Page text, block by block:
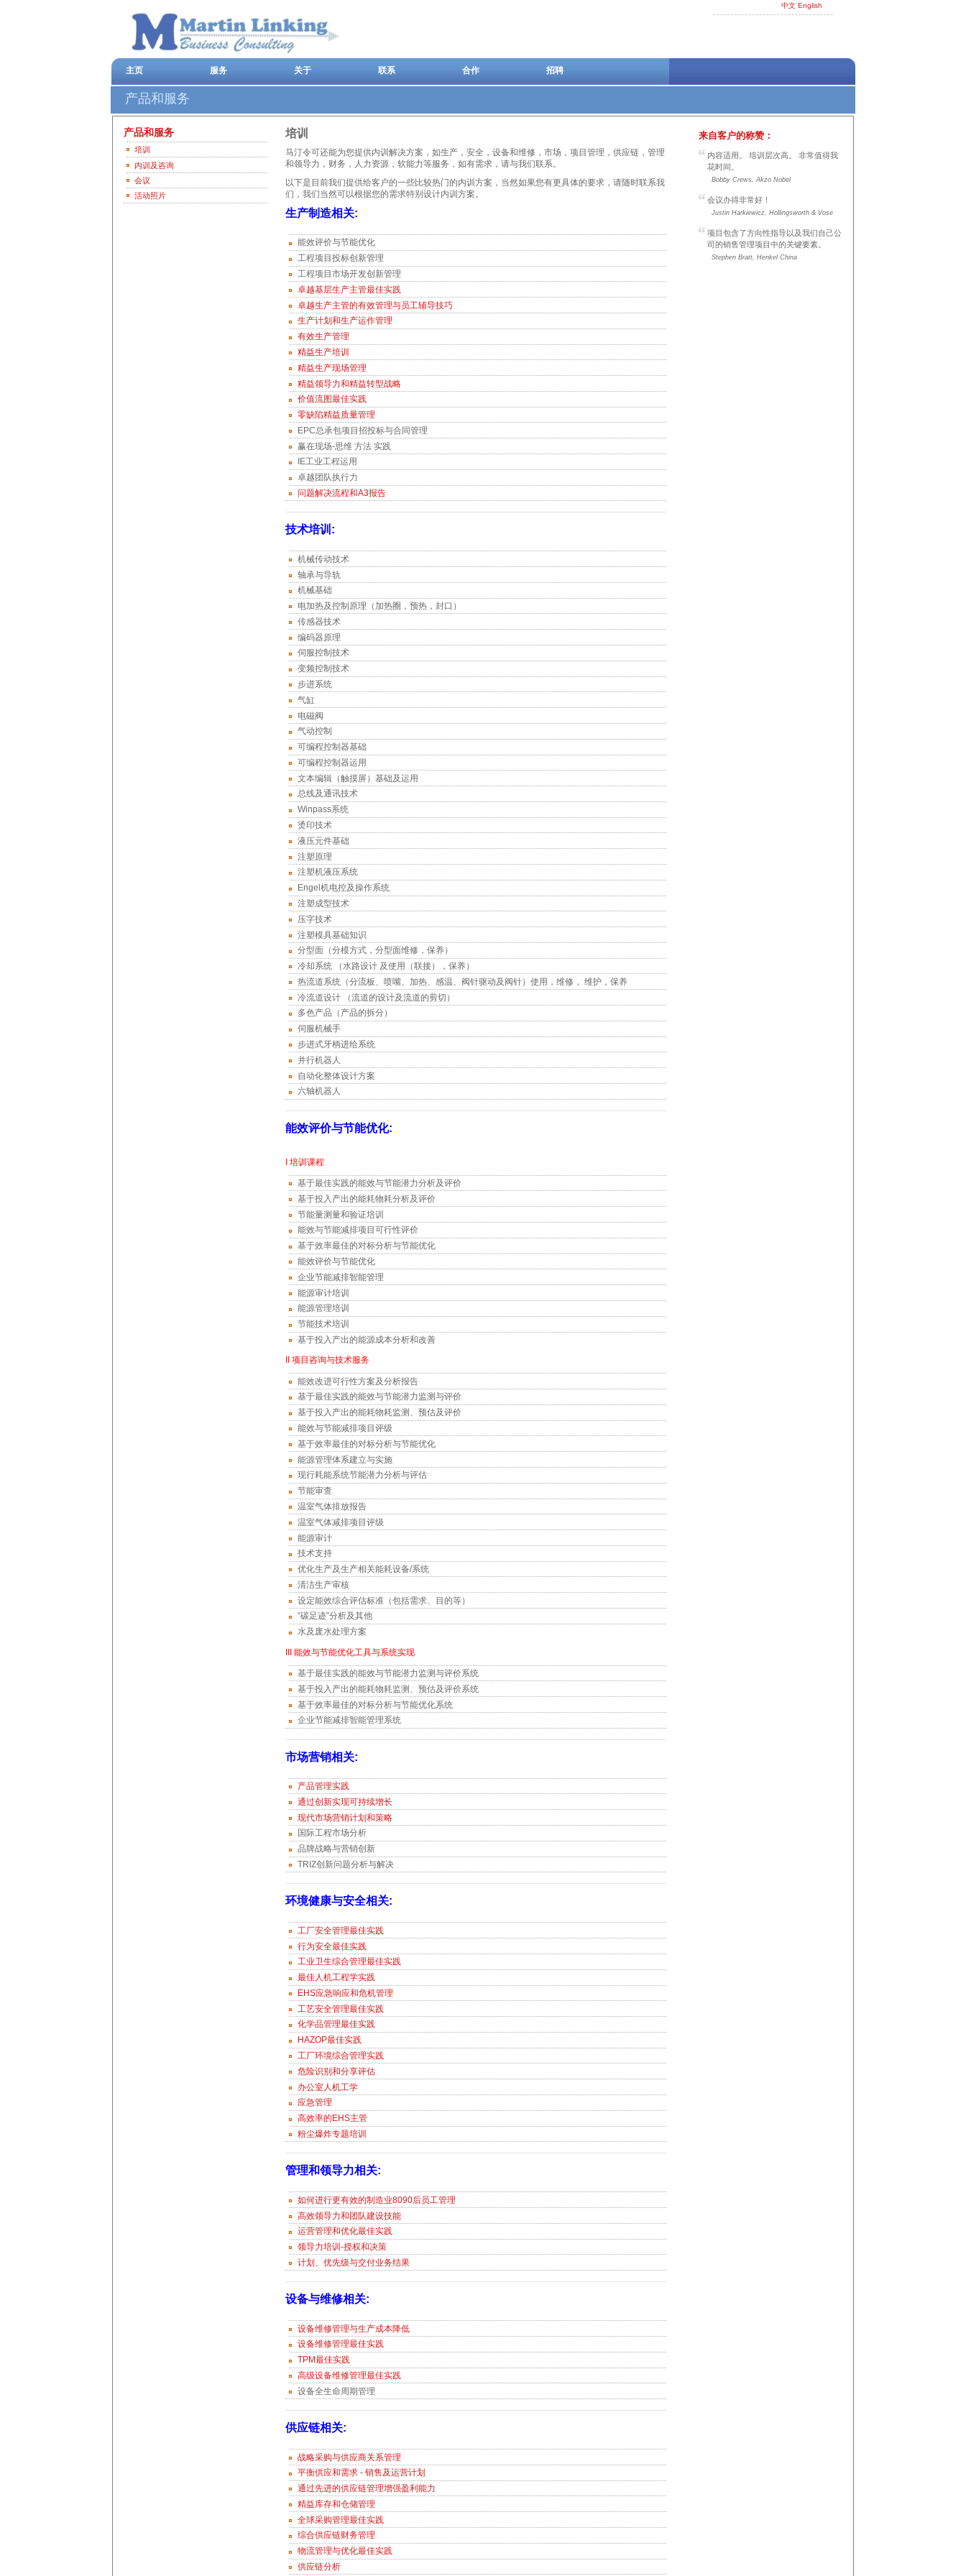
中文 English
主页 服务 关于 联系 合作 招聘
产品和服务
产品和服务
培训
内训及咨询
会议
活动照片
培训
马汀令可还能为您提供内训解决方案，如生产，安全，设备和维修，市场，项目管理，供应链，管理
和领导力，财务，人力资源，软能力等服务，如有需求，请与我们联系。
以下是目前我们提供给客户的一些比较热门的内训方案，当然如果您有更具体的要求，请随时联系我
们，我们当然可以根据您的需求特别设计内训方案。
生产制造相关:
能效评价与节能优化
工程项目投标创新管理
工程项目市场开发创新管理
卓越基层生产主管最佳实践
卓越生产主管的有效管理与员工辅导技巧
生产计划和生产运作管理
有效生产管理
精益生产培训
精益生产现场管理
精益领导力和精益转型战略
价值流图最佳实践
零缺陷精益质量管理
EPC总承包项目招投标与合同管理
赢在现场-思维 方法 实践
IE工业工程运用
卓越团队执行力
问题解决流程和A3报告
技术培训:
机械传动技术
轴承与导轨
机械基础
电加热及控制原理（加热圈，预热，封口）
传感器技术
编码器原理
伺服控制技术
变频控制技术
步进系统
气缸
电磁阀
气动控制
可编程控制器基础
可编程控制器运用
文本编辑（触摸屏）基础及运用
总线及通讯技术
Winpass系统
烫印技术
液压元件基础
注塑原理
注塑机液压系统
Engel机电控及操作系统
注塑成型技术
压字技术
注塑模具基础知识
分型面（分模方式，分型面维修，保养）
冷却系统 （水路设计 及使用（联接），保养）
热流道系统（分流板、喷嘴、加热、感温、阀针驱动及阀针）使用，维修， 维护，保养
冷流道设计 （流道的设计及流道的剪切）
多色产品（产品的拆分）
伺服机械手
步进式牙柄进给系统
并行机器人
自动化整体设计方案
六轴机器人
能效评价与节能优化:
I 培训课程
基于最佳实践的能效与节能潜力分析及评价
基于投入产出的能耗物耗分析及评价
节能量测量和验证培训
能效与节能减排项目可行性评价
基于效率最佳的对标分析与节能优化
能效评价与节能优化
企业节能减排智能管理
能源审计培训
能源管理培训
节能技术培训
基于投入产出的能源成本分析和改善
II 项目咨询与技术服务
能效改进可行性方案及分析报告
基于最佳实践的能效与节能潜力监测与评价
基于投入产出的能耗物耗监测、预估及评价
能效与节能减排项目评级
基于效率最佳的对标分析与节能优化
能源管理体系建立与实施
现行耗能系统节能潜力分析与评估
节能审查
温室气体排放报告
温室气体减排项目评级
能源审计
技术支持
优化生产及生产相关能耗设备/系统
清洁生产审核
设定能效综合评估标准（包括需求、目的等）
“碳足迹”分析及其他
水及废水处理方案
III 能效与节能优化工具与系统实现
基于最佳实践的能效与节能潜力监测与评价系统
基于投入产出的能耗物耗监测、预估及评价系统
基于效率最佳的对标分析与节能优化系统
企业节能减排智能管理系统
市场营销相关:
产品管理实践
通过创新实现可持续增长
现代市场营销计划和策略
国际工程市场分析
品牌战略与营销创新
TRIZ创新问题分析与解决
环境健康与安全相关:
工厂安全管理最佳实践
行为安全最佳实践
工业卫生综合管理最佳实践
最佳人机工程学实践
EHS应急响应和危机管理
工艺安全管理最佳实践
化学品管理最佳实践
HAZOP最佳实践
工厂环境综合管理实践
危险识别和分享评估
办公室人机工学
应急管理
高效率的EHS主管
粉尘爆炸专题培训
管理和领导力相关:
如何进行更有效的制造业8090后员工管理
高效领导力和团队建设技能
运营管理和优化最佳实践
领导力培训-授权和决策
计划、优先级与交付业务结果
设备与维修相关:
设备维修管理与生产成本降低
设备维修管理最佳实践
TPM最佳实践
高级设备维修管理最佳实践
设备全生命周期管理
供应链相关:
战略采购与供应商关系管理
平衡供应和需求 - 销售及运营计划
通过先进的供应链管理增强盈利能力
精益库存和仓储管理
全球采购管理最佳实践
综合供应链财务管理
物流管理与优化最佳实践
供应链分析
来自客户的称赞：
内容适用。 培训层次高。 非常值得我
花时间。
Bobby Crews, Akzo Nobel
会议办得非常好！
Justin Harkiewicz, Hollingsworth & Vose
项目包含了方向性指导以及我们自己公
司的销售管理项目中的关键要素。
Stephen Bratt, Henkel China